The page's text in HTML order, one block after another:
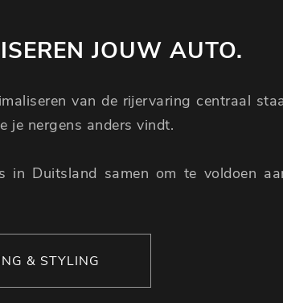
JOUW AUTO.
van de rijervaring centraal
je nergens anders vindt.
in Duitsland samen om te voldoen
& STYLING